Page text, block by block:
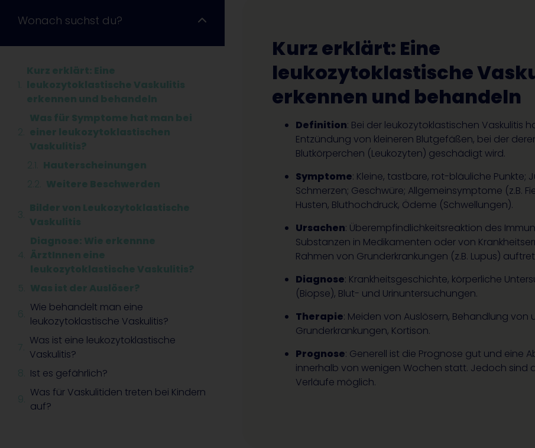
Wonach suchst du?
Kurz erklärt: Eine
leukozytoklastische Vaskulitis
erkennen und behandeln
Was für Symptome hat man bei
einer leukozytoklastischen
Vaskulitis?
Hauterscheinungen
Weitere Beschwerden
Bilder von Leukozytoklastische
Vaskulitis
Diagnose: Wie erkennne
ÄrztInnen eine
leukozytoklastische Vaskulitis?
Was ist der Auslöser?
Wie behandelt man eine
leukozytoklastische Vaskulitis?
Was ist eine leukozytoklastische
Vaskulitis?
Ist es gefährlich?
Was für Vaskulitiden treten bei Kindern
auf?
Kurz erklärt: Eine
leukozytoklastische
erkennen und behandeln
Definition: Bei der leukozytoklastischen Vaskulitis
Entzündung von kleineren Blutgefäßen, bei der
Blutkörperchen (Leukozyten) geschädigt wird.
Symptome: Kleine, tastbare, rot-bläuliche Punkte;
Schmerzen; Geschwüre; Allgemeinsymptome (z.B.
Husten, Bluthochdruck, Ödeme (Schwellungen).
Ursachen: Überempfindlichkeitsreaktion des
Substanzen in Medikamenten oder von
Rahmen von Grunderkrankungen (z.B. Lupus)
Diagnose: Krankheitsgeschichte, körperliche
(Biopse), Blut- und Urinuntersuchungen.
Therapie: Meiden von Auslösern, Behandlung von
Grunderkrankungen, Kortison.
Prognose: Generell ist die Prognose gut und eine
innerhalb von wenigen Wochen statt. Jedoch sind
Verläufe möglich.